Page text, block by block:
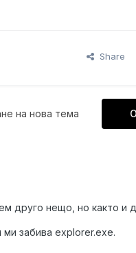
Share
на нова тема
друго нещо, но както и
забива explorer.exe.